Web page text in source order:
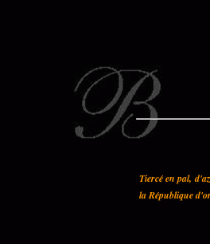
Tiercé en pal,
la République